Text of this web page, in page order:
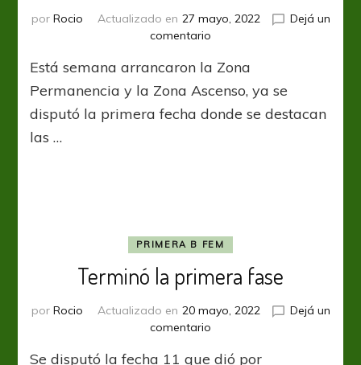
por Rocio Actualizado en 27 mayo, 2022
Dejá un
comentario
fue
la
primera
fecha
la
Zona
Ascenso
Está semana arrancaron la Zona
Permanencia y la Zona Ascenso, ya se
disputó la primera fecha donde se destacan
las …
PRIMERA B FEM
Terminó la primera fase
por Rocio Actualizado en 20 mayo, 2022
Dejá un
comentario
la
Se disputó la fecha 11 que dió por